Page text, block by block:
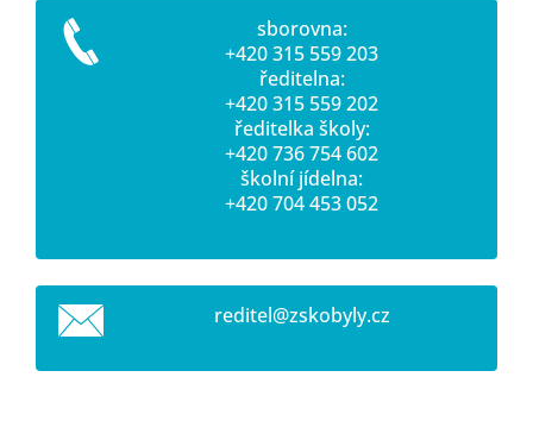
sborovna:
+420 315 559 203
ředitelna:
+420 315 559 202
ředitelka školy:
+420 736 754 602
školní jídelna:
+420 704 453 052
reditel@zskobyly.cz